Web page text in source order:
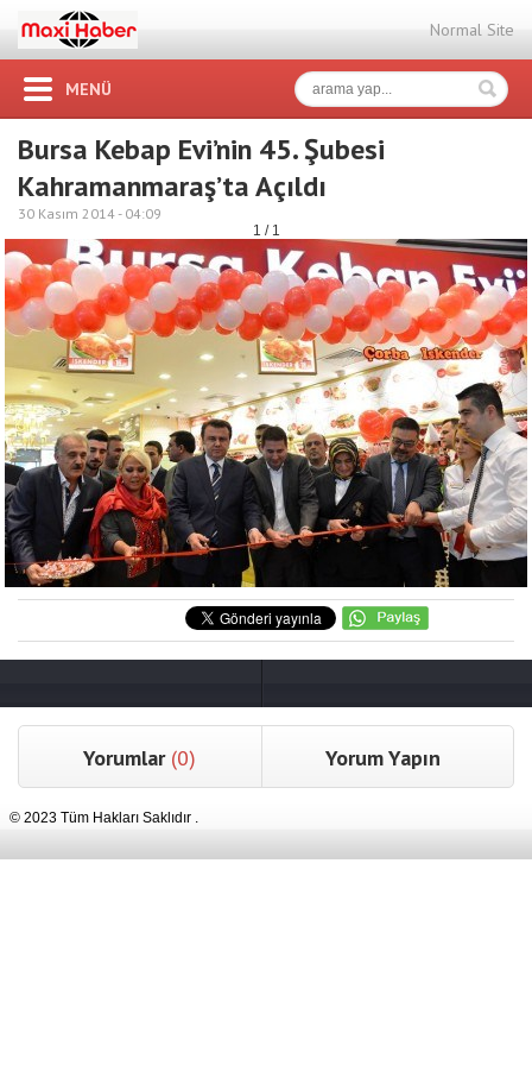
Normal Site
MENÜ
Bursa Kebap Evi’nin 45. Şubesi
Kahramanmaraş’ta Açıldı
30 Kasım 2014 - 04:09
1 / 1
Yorumlar (0) Yorum Yapın
© 2023 Tüm Hakları Saklıdır .